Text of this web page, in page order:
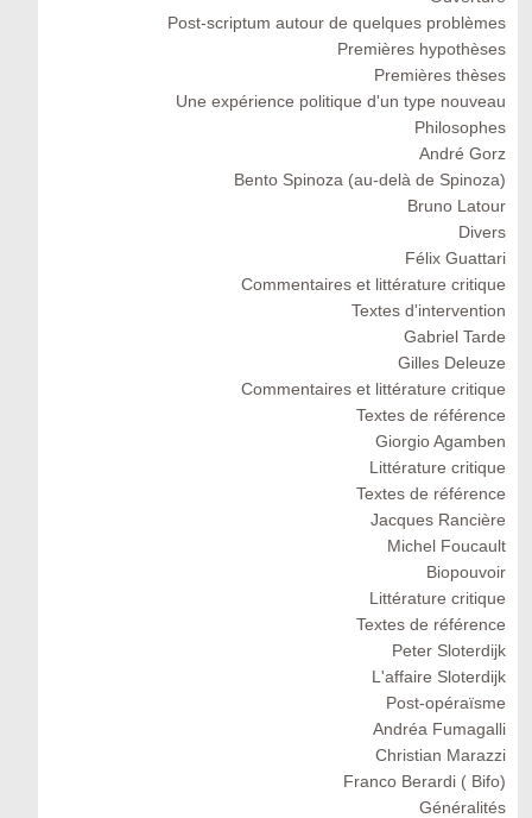
Post-scriptum autour de quelques problèmes
Premières hypothèses
Premières thèses
Une expérience politique d'un type nouveau
Philosophes
André Gorz
Bento Spinoza (au-delà de Spinoza)
Bruno Latour
Divers
Félix Guattari
Commentaires et littérature critique
Textes d'intervention
Gabriel Tarde
Gilles Deleuze
Commentaires et littérature critique
Textes de référence
Giorgio Agamben
Littérature critique
Textes de référence
Jacques Rancière
Michel Foucault
Biopouvoir
Littérature critique
Textes de référence
Peter Sloterdijk
L'affaire Sloterdijk
Post-opéraïsme
Andréa Fumagalli
Christian Marazzi
Franco Berardi ( Bifo)
Généralités